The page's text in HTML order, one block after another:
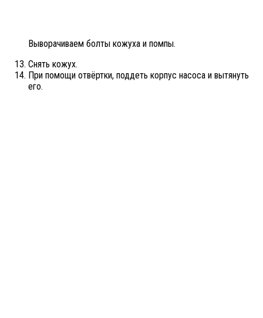
Выворачиваем болты кожуха и помпы.
Снять кожух.
При помощи отвёртки, поддеть корпус насоса и вытянуть
его.